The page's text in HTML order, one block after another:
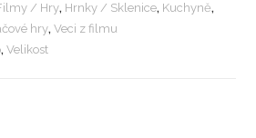
/ Hry, Hrnky / Sklenice, Kuchyně,
hry,Veci z filmu
,Velikost